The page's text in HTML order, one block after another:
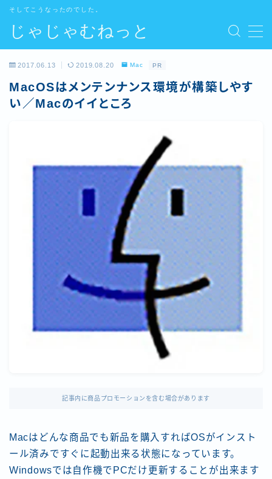
じゃじゃむねっと
そしてこうなったのでした。
Home
Site map
2017.06.13 2019.08.20 Mac PR
MacOSはメンテンナンス環境が構築しやす
い／Macのイイところ
記事内に商品プロモーションを含む場合があります
Macはどんな商品でも新品を購入すればOSがインスト
ール済みですぐに起動出来る状態になっています。
Windowsでは自作機でPCだけ更新することが出来ます